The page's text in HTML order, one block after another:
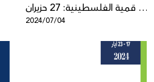
الرقمية الفلسطينية: 27 حزيران
- 4 تموز
2024/07/04